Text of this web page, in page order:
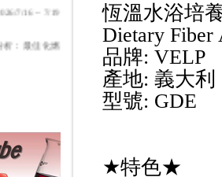
7/16 ~ 7/19
析：最佳化燃
恆溫水浴培
Dietary Fiber
品牌: VELP
產地: 義大利
型號: GDE
★特色★